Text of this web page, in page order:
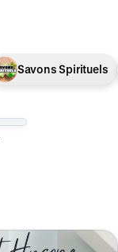
Savons Spirituels